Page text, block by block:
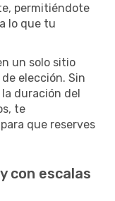
permitiéndote
lo que tu
un solo sitio
elección. Sin
duración del
te
que reserves
con escalas